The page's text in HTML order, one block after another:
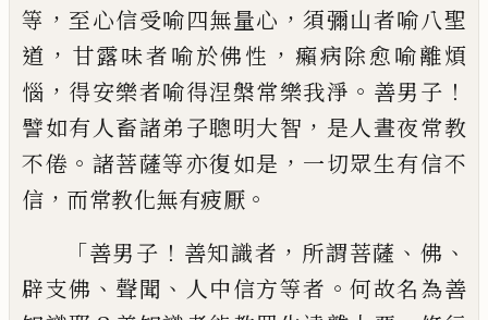
等 ， 至心信受喻四無量心 ， 須彌山者喻八聖
道 ， 甘露味者喻於佛性 ， 癩病除愈喻離煩
惱 ， 得安樂者喻得涅槃常樂我淨 。 善男子 ！
譬如有人畜諸弟子聰明大智 ， 是人晝夜常教
不倦 。 諸菩薩等亦復如是 ， 一切眾生有信不
信 ， 而常教化無有疲厭 。
「善男子 ！ 善知識者 ， 所謂菩薩 、 佛 、
辟支佛 、 聲聞 、 人中信方等者 。何故名為善